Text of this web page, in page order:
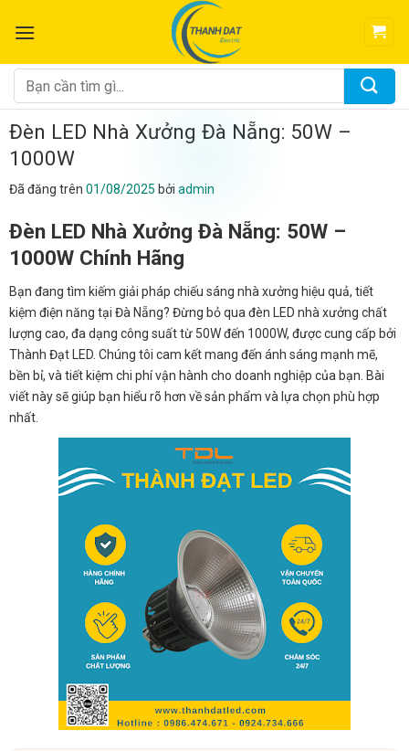
đến
dung
Tìm
kiếm:
Đèn LED Nhà Xưởng Đà Nẵng: 50W –
1000W
Đã đăng trên 01/08/2025 bởi admin
Đèn LED Nhà Xưởng Đà Nẵng: 50W –
1000W Chính Hãng
Bạn đang tìm kiếm giải pháp chiếu sáng nhà xưởng hiệu quả, tiết
kiệm điện năng tại Đà Nẵng? Đừng bỏ qua đèn LED nhà xưởng chất
lượng cao, đa dạng công suất từ 50W đến 1000W, được cung cấp bởi
Thành Đạt LED. Chúng tôi cam kết mang đến ánh sáng mạnh mẽ,
bền bỉ, và tiết kiệm chi phí vận hành cho doanh nghiệp của bạn. Bài
viết này sẽ giúp bạn hiểu rõ hơn về sản phẩm và lựa chọn phù hợp
nhất.